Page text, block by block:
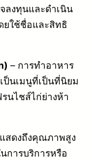
ลงทุนและดำเนิน
ยใช้ชื่อและสิทธิ
– การทำอาหาร
ป็นเมนูที่เป็นที่นิยม
นไชส์ไก่ย่างห้า
สดงถึงคุณภาพสูง
การบริการหรือ